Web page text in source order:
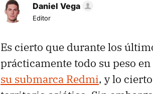
Daniel Vega
Editor
Es cierto que durante los
prácticamente todo su peso
su submarca Redmi, y lo